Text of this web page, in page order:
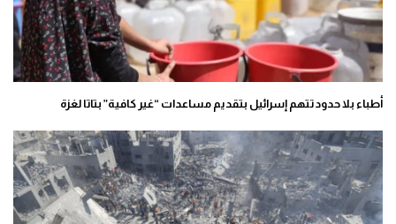
أطباء بلا حدود تتهم إسرائيل بتقديم مساعدات “غير كافية” بتاتا لغزة